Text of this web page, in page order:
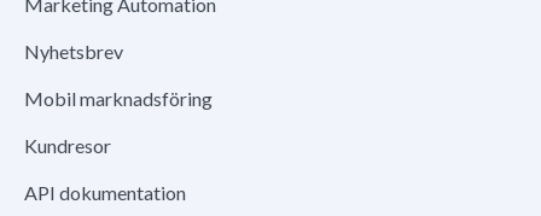
Marketing Automation
Nyhetsbrev
Mobil marknadsföring
Kundresor
API dokumentation